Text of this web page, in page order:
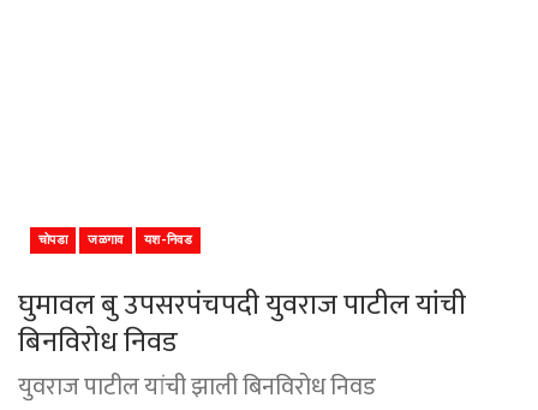
चोपडा जळगाव यश-निवड
घुमावल बु उपसरपंचपदी युवराज पाटील यांची
बिनविरोध निवड
युवराज पाटील यांची झाली बिनविरोध निवड